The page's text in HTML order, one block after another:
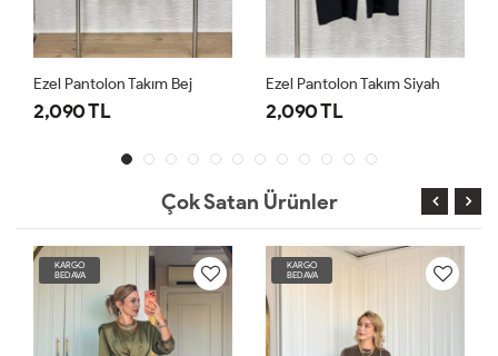
Takım Bej
TL
Ezel Pantolon Takım Siyah
2,090 TL
Çok Satan Ürünler
KARGO
BEDAVA
KARGO
BEDAVA